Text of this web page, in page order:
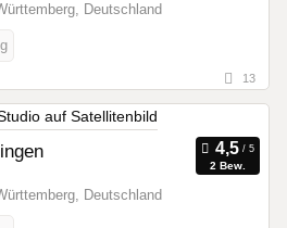
Deutschland
13
2 Bew.
Deutschland